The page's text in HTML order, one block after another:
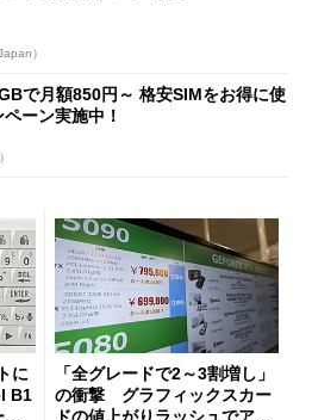
）
で月額850円～ 格安SIMをお得に使
ーン実施中！
に
B1
「全グレードで2～3割増し」
の衝撃 グラフィックスカー